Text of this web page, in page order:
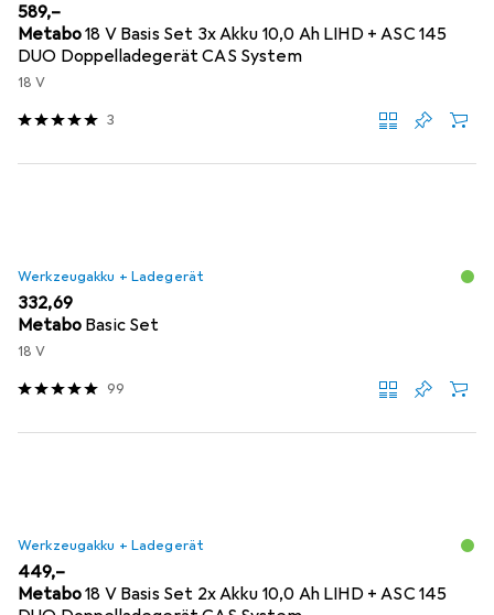
EUR
589,–
Metabo18 V Basis Set 3x Akku 10,0 Ah LIHD + ASC 145
DUO Doppelladegerät CAS System
18 V
3
Werkzeugakku + Ladegerät
EUR
332,69
Metabo Basic Set
18 V
99
Werkzeugakku + Ladegerät
EUR
449,–
Metabo18 V Basis Set 2x Akku 10,0 Ah LIHD + ASC 145